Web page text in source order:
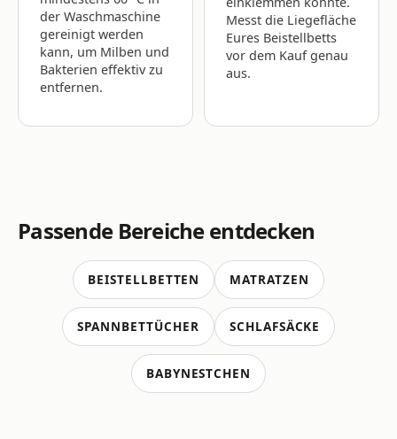
der Waschmaschine
gereinigt werden
kann, um Milben und
Bakterien effektiv zu
entfernen.
Messt die Liegefläche
Eures Beistellbetts
vor dem Kauf genau
aus.
Passende Bereiche entdecken
BEISTELLBETTEN MATRATZEN
SPANNBETTÜCHER SCHLAFSÄCKE
BABYNESTCHEN